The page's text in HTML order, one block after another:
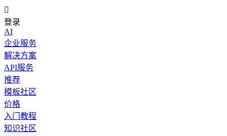

登录
AI
企业服务
解决方案
API服务
推荐
模板社区
价格
入门教程
知识社区